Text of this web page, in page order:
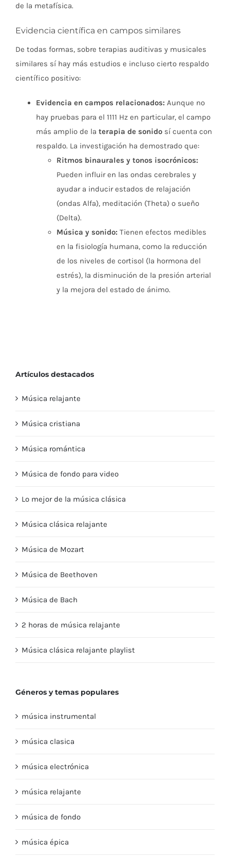
de la metafísica.
Evidencia científica en campos similares
De todas formas, sobre terapias auditivas y musicales
similares sí hay más estudios e incluso cierto respaldo
científico positivo:
Evidencia en campos relacionados: Aunque no
hay pruebas para el 1111 Hz en particular, el campo
más amplio de la terapia de sonidosí cuenta con
respaldo. La investigación ha demostrado que:
Ritmos binaurales y tonos isocrónicos:
Pueden influir en las ondas cerebrales y
ayudar a inducir estados de relajación
(ondas Alfa), meditación (Theta) o sueño
(Delta).
Música y sonido: Tienen efectos medibles
en la fisiología humana, como la reducción
de los niveles de cortisol (la hormona del
estrés), la disminución de la presión arterial
y la mejora del estado de ánimo.
Artículos destacados
Música relajante
Música cristiana
Música romántica
Música de fondo para video
Lo mejor de la música clásica
Música clásica relajante
Música de Mozart
Música de Beethoven
Música de Bach
2 horas de música relajante
Música clásica relajante playlist
Géneros y temas populares
música instrumental
música clasica
música electrónica
música relajante
música de fondo
música épica